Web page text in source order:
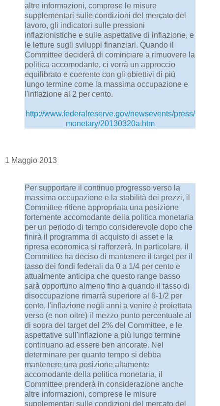
altre informazioni, comprese le misure
supplementari sulle condizioni del mercato del
lavoro, gli indicatori sulle pressioni
inflazionistiche e sulle aspettative di inflazione, e
le letture sugli sviluppi finanziari. Quando il
Committee deciderà di cominciare a rimuovere la
politica accomodante, ci vorrà un approccio
equilibrato e coerente con gli obiettivi di più
lungo termine come la massima occupazione e
l'inflazione al 2 per cento.
http://www.federalreserve.gov/newsevents/press/
monetary/20130320a.htm
1 Maggio 2013
Per supportare il continuo progresso verso la
massima occupazione e la stabilità dei prezzi, il
Committee ritiene appropriata una posizione
fortemente accomodante della politica monetaria
per un periodo di tempo considerevole dopo che
finirà il programma di acquisto di asset e la
ripresa economica si rafforzerà. In particolare, il
Committee ha deciso di mantenere il target per il
tasso dei fondi federali da 0 a 1/4 per cento e
attualmente anticipa che questo range basso
sarà opportuno almeno fino a quando il tasso di
disoccupazione rimarrà superiore al 6-1/2 per
cento, l'inflazione negli anni a venire è proiettata
verso (e non oltre) il mezzo punto percentuale al
di sopra del target del 2% del Committee, e le
aspettative sull'inflazione a più lungo termine
continuano ad essere ben ancorate. Nel
determinare per quanto tempo si debba
mantenere una posizione altamente
accomodante della politica monetaria, il
Committee prenderà in considerazione anche
altre informazioni, comprese le misure
supplementari sulle condizioni del mercato del